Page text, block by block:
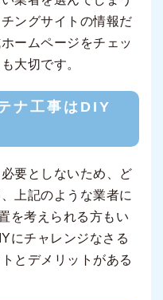
ングサイトの情報だ
ームページをチェッ
大切です。
ナ工事はDIY
要としないため、ど
上記のような業者に
を考えられる方もい
にチャレンジなさる
とデメリットがある